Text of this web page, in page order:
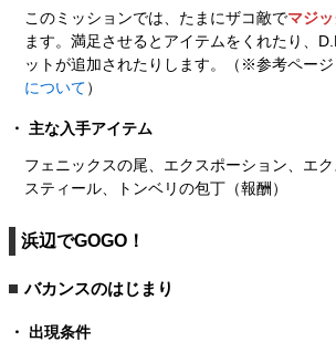
このミッションでは、たまにザコ敵でマジ
ます。満足させるとアイテムをくれたり、
ットが追加されたりします。（※参考ページ
について）
主な入手アイテム
フェニックスの尾、エクスポーション、エ
スティール、トンベリの包丁（報酬）
浜辺でGOGO！
バカンスのはじまり
出現条件